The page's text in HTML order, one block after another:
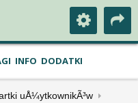
INFO DODATKI
uÅ¼ytkownikÃ³w